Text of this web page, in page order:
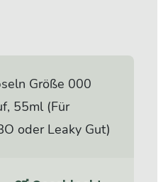
Größe 000
55ml (Für
oder Leaky Gut)